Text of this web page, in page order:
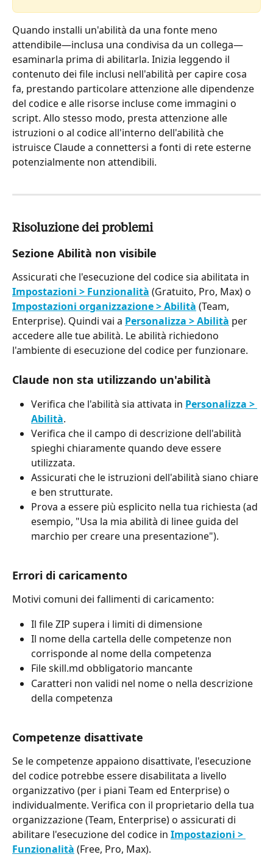
Quando installi un'abilità da una fonte meno
attendibile—inclusa una condivisa da un collega—
esaminarla prima di abilitarla. Inizia leggendo il
contenuto dei file inclusi nell'abilità per capire cosa
fa, prestando particolare attenzione alle dipendenze
del codice e alle risorse incluse come immagini o
script. Allo stesso modo, presta attenzione alle
istruzioni o al codice all'interno dell'abilità che
istruisce Claude a connettersi a fonti di rete esterne
potenzialmente non attendibili.
Risoluzione dei problemi
Sezione Abilità non visibile
Assicurati che l'esecuzione del codice sia abilitata in
Impostazioni > Funzionalità (Gratuito, Pro, Max) o
Impostazioni organizzazione > Abilità (Team,
Enterprise). Quindi vai a Personalizza > Abilità per
accedere alle tue abilità. Le abilità richiedono
l'ambiente di esecuzione del codice per funzionare.
Claude non sta utilizzando un'abilità
Verifica che l'abilità sia attivata in Personalizza >
Abilità.
Verifica che il campo di descrizione dell'abilità
spieghi chiaramente quando deve essere
utilizzata.
Assicurati che le istruzioni dell'abilità siano chiare
e ben strutturate.
Prova a essere più esplicito nella tua richiesta (ad
esempio, "Usa la mia abilità di linee guida del
marchio per creare una presentazione").
Errori di caricamento
Motivi comuni dei fallimenti di caricamento:
Il file ZIP supera i limiti di dimensione
Il nome della cartella delle competenze non
corrisponde al nome della competenza
File skill.md obbligatorio mancante
Caratteri non validi nel nome o nella descrizione
della competenza
Competenze disattivate
Se le competenze appaiono disattivate, l'esecuzione
del codice potrebbe essere disabilitata a livello
organizzativo (per i piani Team ed Enterprise) o
individualmente. Verifica con il proprietario della tua
organizzazione (Team, Enterprise) o assicurati di
abilitare l'esecuzione del codice in Impostazioni >
Funzionalità (Free, Pro, Max).